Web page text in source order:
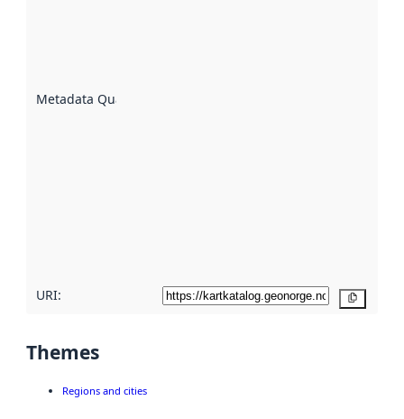
Metadata Quality
URI:
Themes
Regions and cities